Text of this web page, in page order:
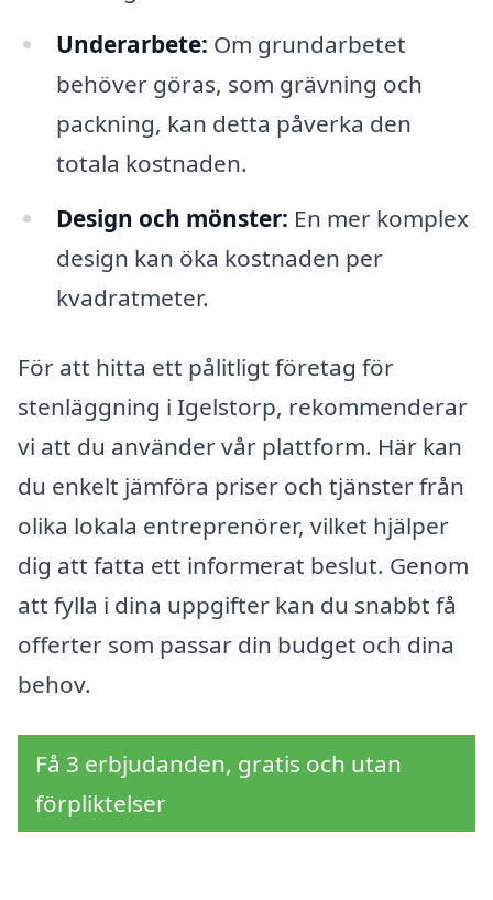
Underarbete: Om grundarbetet
behöver göras, som grävning och
packning, kan detta påverka den
totala kostnaden.
Design och mönster: En mer komplex
design kan öka kostnaden per
kvadratmeter.
För att hitta ett pålitligt företag för
stenläggning i Igelstorp, rekommenderar
vi att du använder vår plattform. Här kan
du enkelt jämföra priser och tjänster från
olika lokala entreprenörer, vilket hjälper
dig att fatta ett informerat beslut. Genom
att fylla i dina uppgifter kan du snabbt få
offerter som passar din budget och dina
behov.
Få 3 erbjudanden, gratis och utan
förpliktelser